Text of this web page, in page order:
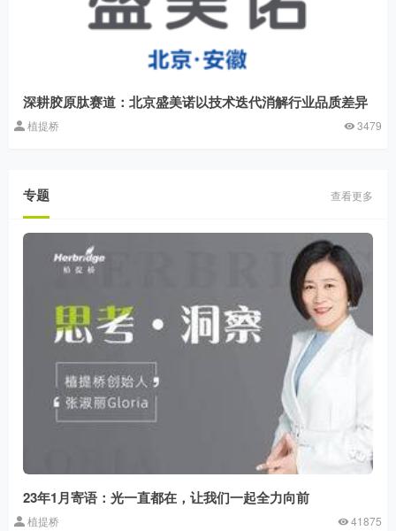
深耕胶原肽赛道：北京盛美诺以技术迭代消解行业品质差异
植提桥 3479
专题 查看更多
23年1月寄语：光一直都在，让我们一起全力向前
植提桥 41875